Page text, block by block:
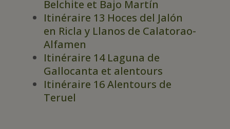
Belchite et Bajo Martín
Itinéraire 13 Hoces del Jalón
en Ricla y Llanos de Calatorao-
Alfamen
Itinéraire 14 Laguna de
Gallocanta et alentours
Itinéraire 16 Alentours de
Teruel